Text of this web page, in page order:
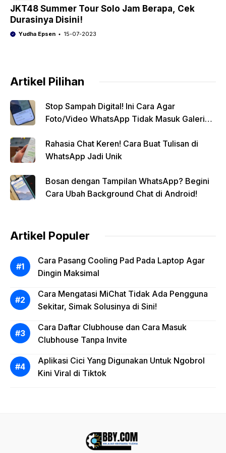
JKT48 Summer Tour Solo Jam Berapa, Cek
Durasinya Disini!
Yudha Epsen 15-07-2023
Artikel Pilihan
Stop Sampah Digital! Ini Cara Agar
Foto/Video WhatsApp Tidak Masuk Galeri
Rahasia Chat Keren! Cara Buat Tulisan di
WhatsApp Jadi Unik
Bosan dengan Tampilan WhatsApp? Begini
Cara Ubah Background Chat di Android!
Artikel Populer
Cara Pasang Cooling Pad Pada Laptop Agar
Dingin Maksimal
Cara Mengatasi MiChat Tidak Ada Pengguna
Sekitar, Simak Solusinya di Sini!
Cara Daftar Clubhouse dan Cara Masuk
Clubhouse Tanpa Invite
Aplikasi Cici Yang Digunakan Untuk Ngobrol
Kini Viral di Tiktok